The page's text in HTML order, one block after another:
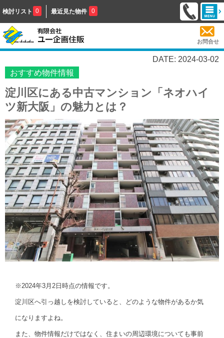
検討リスト 0 最近見た物件 0
お問合せ
DATE: 2024-03-02
おすすめ物件情報
淀川区にある中古マンション「ネオハイ
ツ新大阪」の魅力とは？
※2024年3月2日時点の情報です。
淀川区へ引っ越しを検討していると、どのような物件があるか気
になりますよね。
また、物件情報だけではなく、住まいの周辺環境についても事前